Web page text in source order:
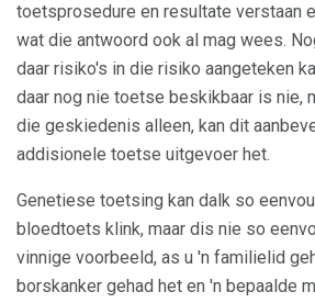
toetsprosedure en resultate verstaan
wat die antwoord ook al mag wees.
daar risiko's in die risiko aangeteken
daar nog nie toetse beskikbaar is nie,
die geskiedenis alleen, kan dit
addisionele toetse uitgevoer het.
Genetiese toetsing kan dalk so
bloedtoets klink, maar dis nie so
vinnige voorbeeld, as u 'n familielid
borskanker gehad het en 'n bepaalde